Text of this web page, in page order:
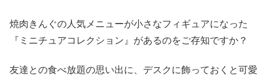
焼肉きんぐの人気メニューが小さなフィギュアになった
『ミニチュアコレクション』があるのをご存知ですか？
友達との食べ放題の思い出に、デスクに飾っておくと可愛